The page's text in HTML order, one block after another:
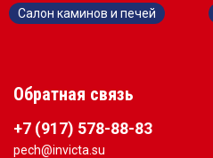
Салон каминов и печей
Обратная связь
+7 (917) 578-88-83
pech@invicta.su